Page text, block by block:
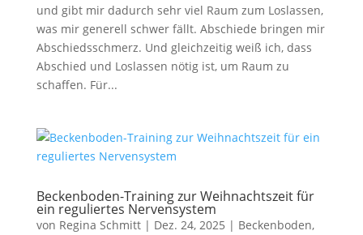
und gibt mir dadurch sehr viel Raum zum Loslassen,
was mir generell schwer fällt. Abschiede bringen mir
Abschiedsschmerz. Und gleichzeitig weiß ich, dass
Abschied und Loslassen nötig ist, um Raum zu
schaffen. Für...
Beckenboden-Training zur Weihnachtszeit für
ein reguliertes Nervensystem
von Regina Schmitt| Dez. 24, 2025 | Beckenboden,